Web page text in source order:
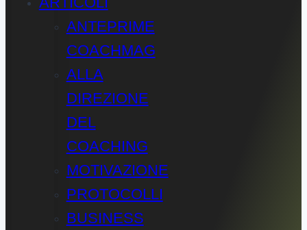
ANTEPRIME
COACHMAG
ALLA
DIREZIONE
DEL
COACHING
MOTIVAZIONE
PROTOCOLLI
BUSINESS